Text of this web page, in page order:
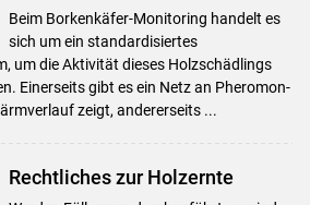
Beim Borkenkäfer-Monitoring handelt es
sich um ein standardisiertes
um die Aktivität dieses Holzschädlings
Einerseits gibt es ein Netz an Pheromon-
zeigt, andererseits ...
Rechtliches zur Holzernte